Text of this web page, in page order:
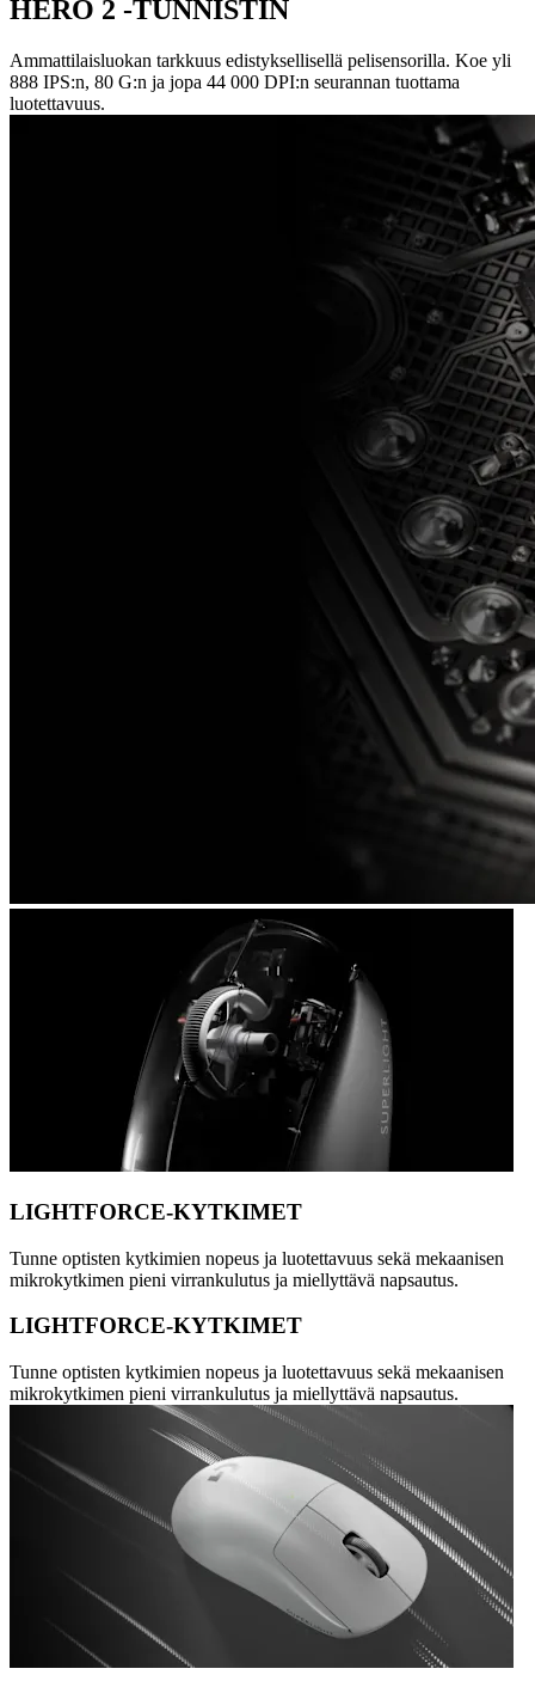
HERO 2 -TUNNISTIN
Ammattilaisluokan tarkkuus edistyksellisellä pelisensorilla. Koe yli
888 IPS:n, 80 G:n ja jopa 44 000 DPI:n seurannan tuottama
luotettavuus.
LIGHTFORCE-KYTKIMET
Tunne optisten kytkimien nopeus ja luotettavuus sekä mekaanisen
mikrokytkimen pieni virrankulutus ja miellyttävä napsautus.
LIGHTFORCE-KYTKIMET
Tunne optisten kytkimien nopeus ja luotettavuus sekä mekaanisen
mikrokytkimen pieni virrankulutus ja miellyttävä napsautus.